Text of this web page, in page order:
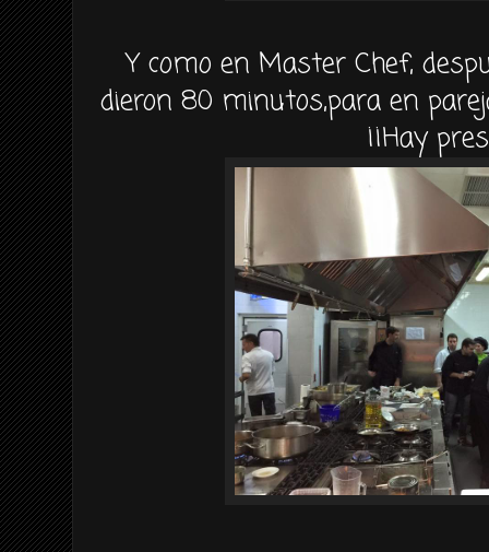
Y como en Master Chef,
dieron 80 minutos,para en
¡¡Hay